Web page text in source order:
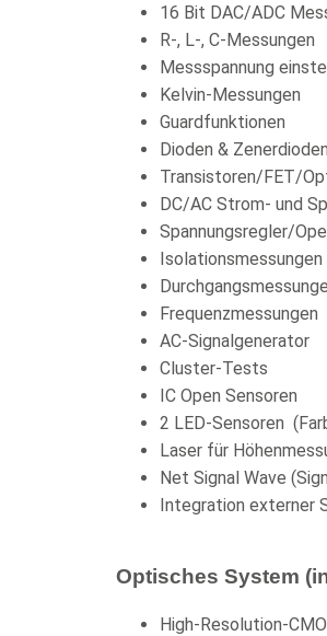
16 Bit DAC/ADC
R-, L-, C-Messungen
Messspannung
Kelvin-Messungen
Guardfunktionen
Dioden &
Transistoren/FET/
DC/AC Strom- und
Spannungsregler/
Isolationsmessungen
Frequenzmessungen
AC-Signalgenerator
Cluster-Tests
IC Open Sensoren
2 LED-Sensoren
Laser für
Net Signal Wave
Integration externer
Optisches System
High-Resolution-